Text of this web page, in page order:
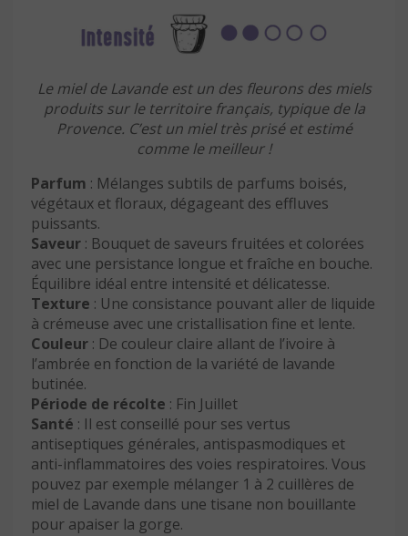
Le miel de Lavande est un des fleurons des miels
produits sur le territoire français, typique de la
Provence. C’est un miel très prisé et estimé
comme le meilleur !
Parfum : Mélanges subtils de parfums boisés,
végétaux et floraux, dégageant des effluves
puissants.
Saveur : Bouquet de saveurs fruitées et colorées
avec une persistance longue et fraîche en bouche.
Équilibre idéal entre intensité et délicatesse.
Texture : Une consistance pouvant aller de liquide
à crémeuse avec une cristallisation fine et lente.
Couleur : De couleur claire allant de l’ivoire à
l’ambrée en fonction de la variété de lavande
butinée.
Période de récolte : Fin Juillet
Santé : Il est conseillé pour ses vertus
antiseptiques générales, antispasmodiques et
anti-inflammatoires des voies respiratoires. Vous
pouvez par exemple mélanger 1 à 2 cuillères de
miel de Lavande dans une tisane non bouillante
pour apaiser la gorge.